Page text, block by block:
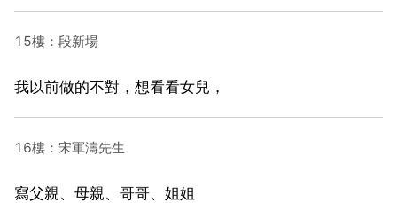
15樓：段新場
我以前做的不對，想看看女兒，
16樓：宋軍濤先生
寫父親、母親、哥哥、姐姐